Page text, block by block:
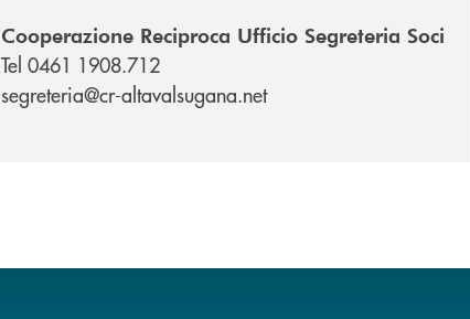
Cooperazione Reciproca Ufficio Segreteria Soci
Tel 0461 1908.712
segreteria@cr-altavalsugana.net